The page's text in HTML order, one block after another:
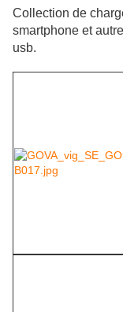
Collection de
smartphone et
usb.